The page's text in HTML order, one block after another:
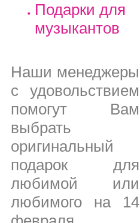
Подарки для
музыкантов
Наши менеджеры
с удовольствием
помогут Вам
выбрать
оригинальный
подарок для
любимой или
любимого на 14